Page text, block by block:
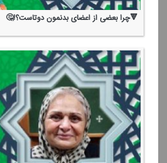
🔻چرا بعضی از اعضای بدنمون دوتاست؟!🤔